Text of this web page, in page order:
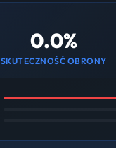
0.0%
SKUTECZNOŚĆ OBRONY